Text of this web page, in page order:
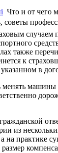
Что и от чего
советы
случаем
также
к
в
менять
из
практике